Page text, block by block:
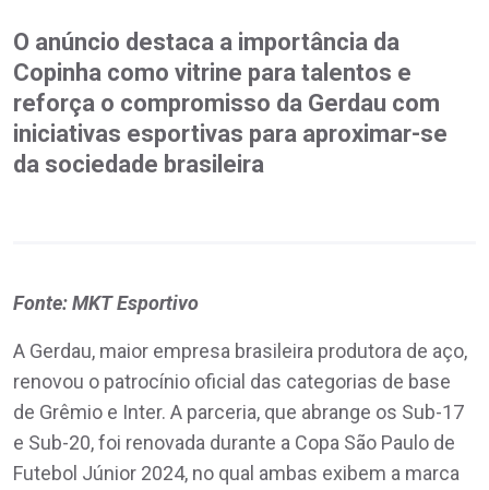
O anúncio destaca a importância da
Copinha como vitrine para talentos e
reforça o compromisso da Gerdau com
iniciativas esportivas para aproximar-se
da sociedade brasileira
Fonte: MKT Esportivo
A Gerdau, maior empresa brasileira produtora de aço,
renovou o patrocínio oficial das categorias de base
de Grêmio e Inter. A parceria, que abrange os Sub-17
e Sub-20, foi renovada durante a Copa São Paulo de
Futebol Júnior 2024, no qual ambas exibem a marca